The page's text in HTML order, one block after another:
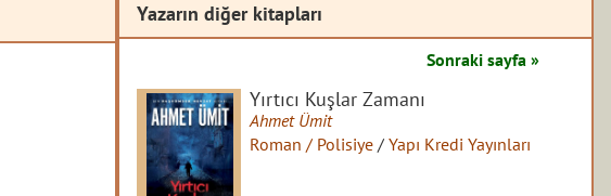
Yazarın diğer kitapları
Sonraki sayfa »
Yırtıcı Kuşlar Zamanı
Ahmet Ümit
Roman / Polisiye /Yapı Kredi Yayınları